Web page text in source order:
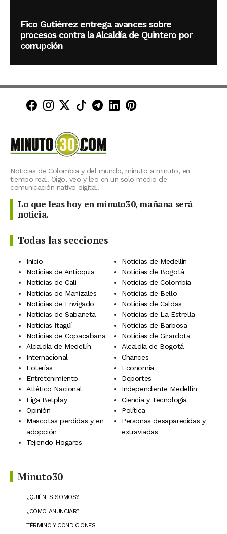
Fico Gutiérrez entrega avances sobre
procesos contra la Alcaldía de Quintero por
corrupción
Minuto30 en Facebook
Minuto30 en Instagram
Minuto30 en X (Twitter)
Minuto30 en TikTok
Canal de Minuto30 en
Minuto30 en LinkedIn
Minuto30 en
Noticias de Colombia y del mundo, minuto a minuto, en
tiempo real. Oigo, veo y leo en un solo medio de
comunicación nativo digital.
Lo que leas hoy en minuto30, mañana será
noticia.
Todas las secciones
Inicio
Noticias de Medellín
Noticias de Antioquia
Noticias de Bogotá
Noticias de Cali
Noticias de Colombia
Noticias de Manizales
Noticias de Bello
Noticias de Envigado
Noticias de Caldas
Noticias de Sabaneta
Noticias de La Estrella
Noticias Itagüí
Noticias de Barbosa
Noticias de Copacabana
Noticias de Girardota
Alcaldía de Medellín
Alcaldía de Bogotá
Internacional
Chances
Loterías
Economía
Entretenimiento
Deportes
Atlético Nacional
Independiente Medellín
Liga Betplay
Ciencia y Tecnología
Opinión
Política
Mascotas perdidas y en
adopción
Personas desaparecidas y
extraviadas
Tejiendo Hogares
Minuto30
¿QUIÉNES SOMOS?
¿CÓMO ANUNCIAR?
TÉRMINO Y CONDICIONES